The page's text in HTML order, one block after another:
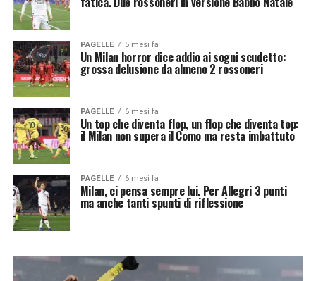
PAGELLE 5 mesi fa
Un Milan horror dice addio ai sogni scudetto:
grossa delusione da almeno 2 rossoneri
PAGELLE 6 mesi fa
Un top che diventa flop, un flop che diventa top:
il Milan non supera il Como ma resta imbattuto
PAGELLE 6 mesi fa
Milan, ci pensa sempre lui. Per Allegri 3 punti
ma anche tanti spunti di riflessione